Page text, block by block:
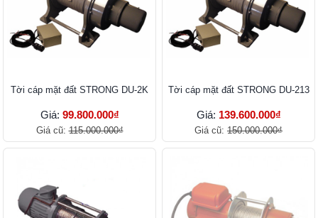
Tời cáp mặt đất STRONG DU-2K
Giá: 99.800.000₫
Giá cũ:115.000.000₫
Tời cáp mặt đất STRONG DU-213
Giá: 139.600.000₫
Giá cũ: 150.000.000₫